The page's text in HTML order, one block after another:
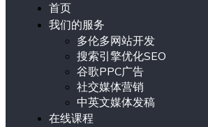
首页
我们的服务
多伦多网站开发
搜索引擎优化SEO
谷歌PPC广告
社交媒体营销
中英文媒体发稿
在线课程